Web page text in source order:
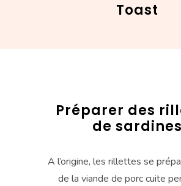
Toast
Préparer des
de sardines
A l’origine, les rillettes se
de la viande de porc cuite